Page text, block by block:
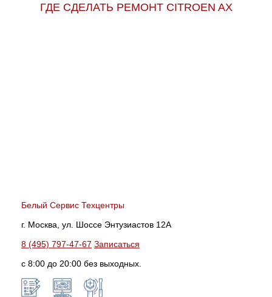
ГДЕ СДЕЛАТЬ РЕМОНТ CITROEN AX
Белый Сервис Техцентры
г. Москва, ул. Шоссе Энтузиастов 12А
8 (495) 797-47-67 Записаться
с 8:00 до 20:00 без выходных.